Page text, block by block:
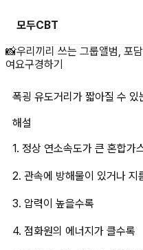
모두CBT
폭굉 유도거리
📸우리끼리 쓰는 그룹앨범, 포담
여요구경하기
폭굉 유도거리가 짧아질 수
해설
1. 정상 연소속도가 큰 혼합가
2. 관속에 방해물이 있거나 지
3. 압력이 높을수록
4. 점화원의 에너지가 클수록